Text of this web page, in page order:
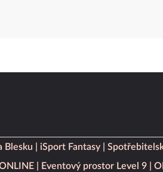
Blesku iSport Fantasy
Eventový prostor Level 9